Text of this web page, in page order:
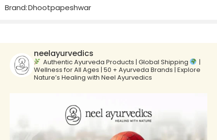
Brand:Dhootpapeshwar
neelayurvedics
Authentic Ayurveda Products | Global Shipping
|
Wellness for All Ages | 50 + Ayurveda Brands | Explore
Nature’s Healing with Neel Ayurvedics